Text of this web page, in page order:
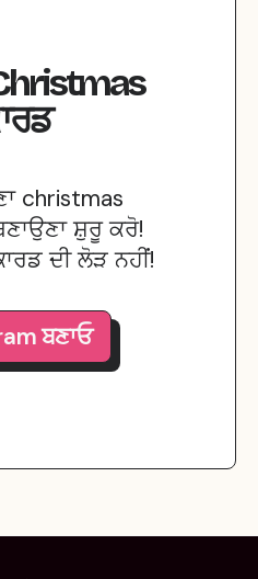
christmas
ਸ਼ੁਰੂ ਕਰੋ!
ਦੀ ਲੋੜ ਨਹੀਂ!
ਬਣਾਓ